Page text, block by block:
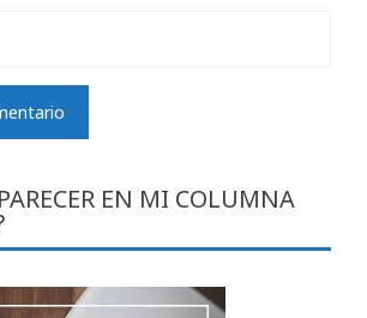
EN MI COLUMNA